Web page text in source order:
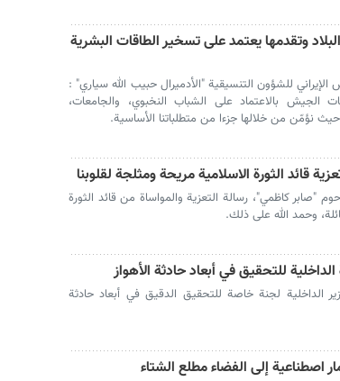
وتقدمها يعتمد على تسخير الطاقات البشرية
للشؤون التنسيقية "الأدميرال حبيب الله سياري" :
الجيش بالاعتماد على الشباب النخبوي، والجامعات،
حيث نؤمّن من خلالها جزءا من متطلباتنا الأساسية.
قائد الثورة الاسلامية مريحة ومثلجة لقلوبنا
"صابر كاظمي"، رسالة التعزية والمواساة من قائد الثورة
وحمد الله على ذلك.
للتحقيق في أبعاد حادثة الأهواز
الداخلية لجنة خاصة للتحقيق الدقيق في أبعاد حادثة